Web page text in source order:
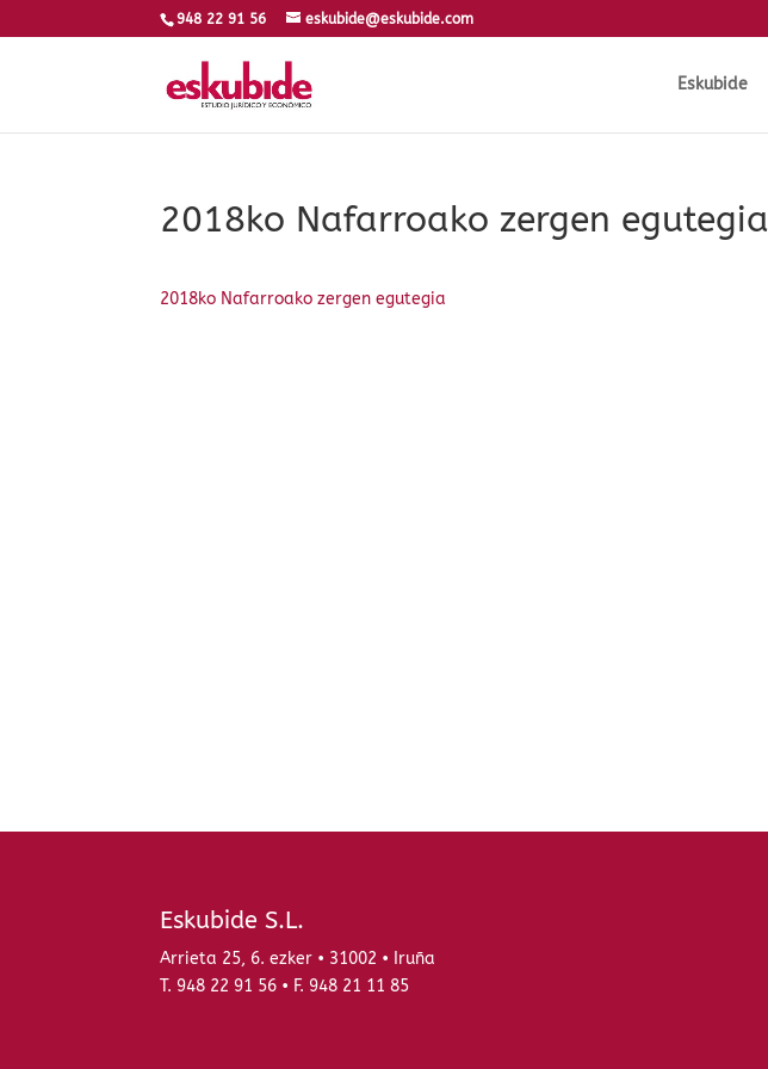
948 22 91 56 eskubide@eskubide.com
Eskubide
2018ko Nafarroako zergen egutegia
2018ko Nafarroako zergen egutegia
Eskubide S.L.
Arrieta 25, 6. ezker • 31002 • Iruña
T. 948 22 91 56 • F. 948 21 11 85